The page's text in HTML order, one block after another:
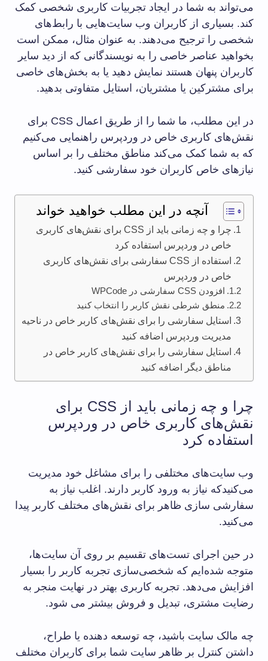
می‌تواند به شما در ایجاد تجربیات کاربری شخصی کمک
کند. بسیاری از کاربران وب سایت‌هایی با رابط‌های
شخصی را ترجیح می‌دهند. به عنوان مثال، ممکن است
بخواهید عناصر خاصی را به نویسندگانی که از دید سایر
کاربران پنهان هستند نمایش دهید یا به بخش‌های خاصی
برای مشترکین یا مشتریان، استایل متفاوتی بدهید.
در این مطلب، ما شما را از طریق اعمال CSS برای
نقش‌های کاربری خاص در وردپرس راهنمایی می‌کنیم
که به شما کمک می‌کند مناطق مختلف را بر اساس
نیازهای خاص کاربران خود سفارشی کنید.
آنچه در این مطلب خواهید خواند
چرا و چه زمانی باید از CSS برای نقش‌های کاربری
خاص در وردپرس استفاده کرد
استفاده از CSS سفارشی برای نقش‌های کاربری
خاص در وردپرس
افزودن CSS سفارشی در WPCode
منطق شرطی نقش کاربر را انتخاب کنید
استایل سفارشی را برای نقش‌های کاربر خاص در ناحیه
مدیریت وردپرس اضافه کنید
استایل سفارشی را برای نقش‌های کاربر خاص در
مناطق دیگر اضافه کنید
چرا و چه زمانی باید از CSS برای
نقش‌های کاربری خاص در وردپرس
استفاده کرد
وب سایت‌های مختلفی را برای مشاغل خود مدیریت
می‌کنیدکه نیاز به ورود کاربر دارند. اغلب نیاز به
سفارشی سازی ظاهر برای نقش‌های مختلف کاربر پیدا
می‌کنید.
در حین اجرای تست‌های تقسیم بر روی آن سایت‌ها،
متوجه شده‌ایم که شخصی‌سازی تجربه کاربر را بسیار
افزایش می‌دهد. تجربه کاربری بهتر در نهایت منجر به
رضایت مشتری، تبدیل و فروش بیشتر می شود.
چه مالک سایت باشید، چه توسعه دهنده یا طراح،
داشتن کنترل بر ظاهر سایت شما برای کاربران مختلف